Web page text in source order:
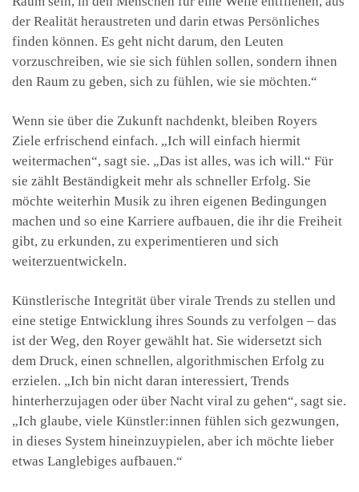
der Realität heraustreten und darin etwas Persönliches
finden können. Es geht nicht darum, den Leuten
vorzuschreiben, wie sie sich fühlen sollen, sondern ihnen
den Raum zu geben, sich zu fühlen, wie sie möchten.“
Wenn sie über die Zukunft nachdenkt, bleiben Royers
Ziele erfrischend einfach. „Ich will einfach hiermit
weitermachen“, sagt sie. „Das ist alles, was ich will.“ Für
sie zählt Beständigkeit mehr als schneller Erfolg. Sie
möchte weiterhin Musik zu ihren eigenen Bedingungen
machen und so eine Karriere aufbauen, die ihr die Freiheit
gibt, zu erkunden, zu experimentieren und sich
weiterzuentwickeln.
Künstlerische Integrität über virale Trends zu stellen und
eine stetige Entwicklung ihres Sounds zu verfolgen – das
ist der Weg, den Royer gewählt hat. Sie widersetzt sich
dem Druck, einen schnellen, algorithmischen Erfolg zu
erzielen. „Ich bin nicht daran interessiert, Trends
hinterherzujagen oder über Nacht viral zu gehen“, sagt sie.
„Ich glaube, viele Künstler:innen fühlen sich gezwungen,
in dieses System hineinzuypielen, aber ich möchte lieber
etwas Langlebiges aufbauen.“